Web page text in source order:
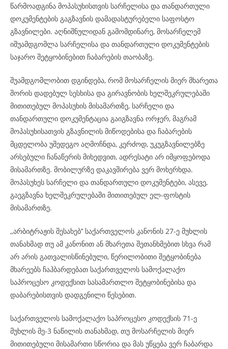
წარმოადგინა მოპასუხისთვის სარჩელისა და თანდართული
დოკუმენტების გაგზავნის დამადასტურებელი საფოსტო
გზავნილები. აღნიშნულიდან გამომდინარე, მოსარჩელემ
იშუამდგომლა სარჩელისა და თანდართული დოკუმენტების
საჯარო შეტყობინებით ჩაბარების თაობაზე.
შუამდგომლობით დგინდება, რომ მოსარჩელის მიერ მხარეთა
შორის დადებულ სესხისა და გირავნობის ხელშეკრულებაში
მითითებულ მოპასუხის მისამართზე, სარჩელი და
თანდართული დოკუმენტაცია გაიგზავნა ორჯერ, მაგრამ
მოპასუხისათვის გზავნილის მიწოდებისა და ჩაბარების
მცდელობა უშედეგო აღმოჩნდა, კერძოდ, უკუგზავნილებზე
არსებული ჩანაწერის მიხედვით, ადრესატი არ იმყოფებოდა
მისამართზე. მობილურზე დაკავშირება ვერ მოხერხდა.
მოპასუხეს სარჩელი და თანდართული დოკუმენტები, ასევე,
გაეგზავნა ხელშეკრულებაში მითითებულ ელ-ფოსტის
მისამართზე.
,,არბიტრაჟის შესახებ’’ საქართველოს კანონის 27-ე მუხლის
თანახმად თუ ამ კანონით ან მხარეთა შეთანხმებით სხვა რამ
არ არის გათვალისწინებული, წერილობითი შეტყობინება
მხარეებს ჩაჰბარდებათ საქართველოს სამოქალაქო
საპროცესო კოდექსით სასამართლო შეტყობინებისა და
დაბარებისთვის დადგენილი წესებით.
საქართველოს სამოქალაქო საპროცესო კოდექსის 71-ე
მუხლის მე-3 ნაწილის თანახმად, თუ მოსარჩელის მიერ
მითითებული მისამართი სწორია და მას უწყება ვერ ჩაბარდა